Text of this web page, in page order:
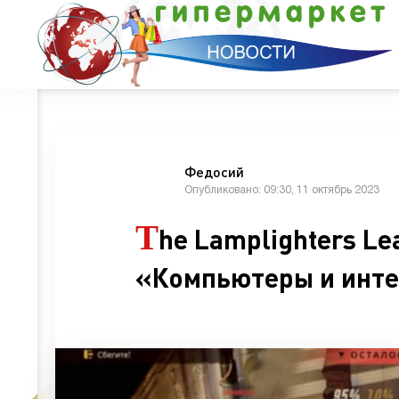
Федосий
Опубликовано: 09:30, 11 октябрь 2023
The Lamplighters
«Компьютеры и